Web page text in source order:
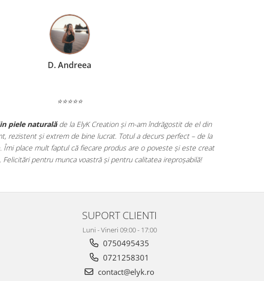
D. Andreea
⭐⭐⭐⭐⭐
piele naturalăde la ElyK Creation și m-am îndrăgostit de el din
rezistent și extrem de bine lucrat. Totul a decurs perfect – de la
Îmi place mult faptul că fiecare produs are o poveste și este creat
Felicitări pentru munca voastră și pentru calitatea ireproșabilă!
SUPORT CLIENTI
Luni - Vineri 09:00 - 17:00
0750495435
0721258301
contact@elyk.ro